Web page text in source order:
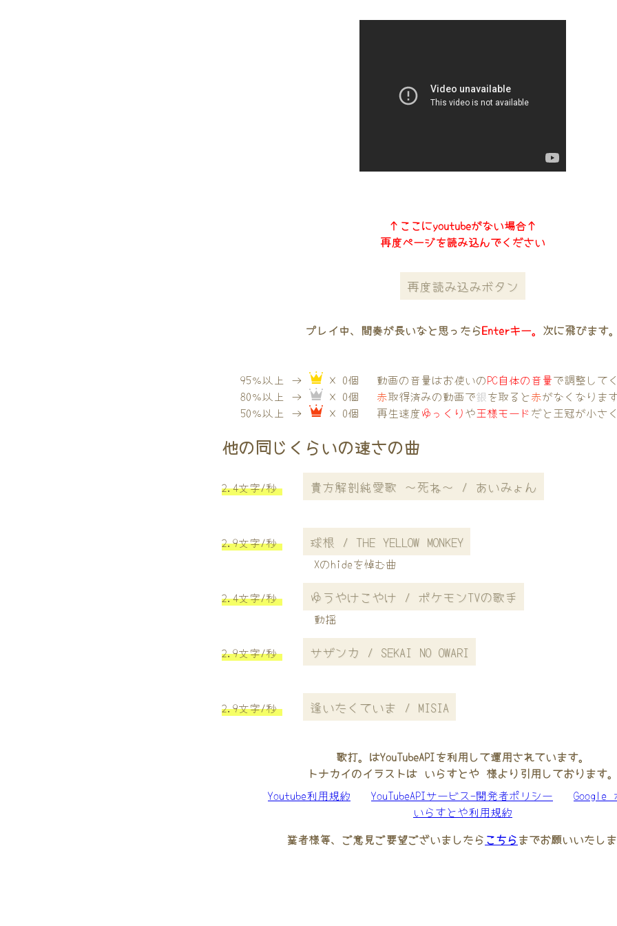
↑ここにyoutubeがない場合↑
再度ページを読み込んでください
再度読み込みボタン
プレイ中、間奏が長いなと思ったらEnterキー。 次に飛びます
95％以上 →
× 0個
80％以上 →
× 0個
50％以上 →
× 0個
動画の音量はお使いのPC自体の音量で調整して
赤取得済みの動画で銀を取ると赤がなくなりま
再生速度ゆっくりや王様モード だと王冠が小さ
他の同じくらいの速さの曲
2.4文字/秒 貴方解剖純愛歌 〜死ね〜 / あいみょん
2.9文字/秒 球根 / THE YELLOW MONKEY
Xのhideを悼む曲
2.4文字/秒 ゆうやけこやけ / ポケモンTVの歌手
動揺
2.9文字/秒 サザンカ / SEKAI NO OWARI
2.9文字/秒 逢いたくていま / MISIA
歌打。はYouTubeAPIを利用して運用されています。
トナカイのイラストは いらすとや 様より引用しております
Youtube利用規約
YouTubeAPIサービス-開発者ポリシー
Google
いらすとや利用規約
業者様等、ご意見ご要望ございましたら こちらまでお願いいたし